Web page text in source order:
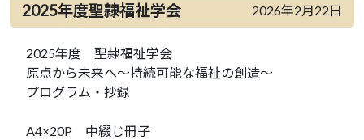
2025年度聖隷福祉学会 2026年2月22日
2025年度 聖隷福祉学会
原点から未来へ～持続可能な福祉の創造～
プログラム・抄録
A4×20P 中綴じ冊子